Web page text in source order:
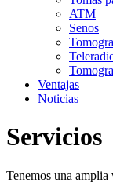
ATM
Senos
Ventajas
Noticias
Servicios
Tenemos una